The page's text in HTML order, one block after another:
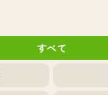
すべて